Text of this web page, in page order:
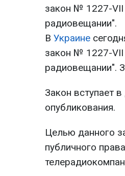
закон № 1227-VII
радиовещании".
В Украине
закон № 1227-VII
радиовещании".
Закон вступает
опубликования.
Целью данного
публичного